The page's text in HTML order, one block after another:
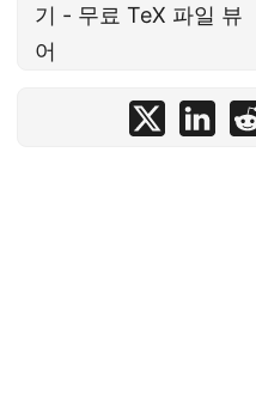
기 - 무료 TeX 파일 뷰
어